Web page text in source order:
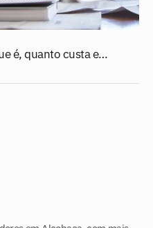
é, quanto custa e